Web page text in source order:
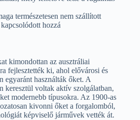
természetesen nem szállított
hozzá
kimondottan az ausztráliai
fejlesztették ki, ahol elővárosi és
egyaránt használták őket. A
keresztül voltak aktív szolgálatban,
modernebb típusokra. Az 1900-as
kivonni őket a forgalomból,
képviselő járművek vették át.